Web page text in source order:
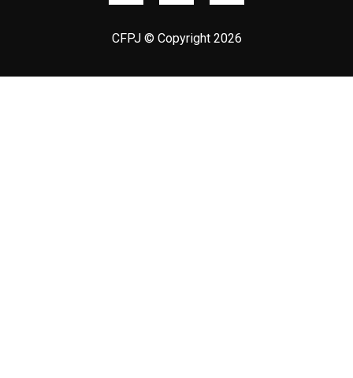
CFPJ © Copyright 2026